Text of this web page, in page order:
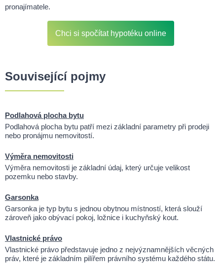
pronajímatele.
Chci si spočítat hypotéku online
Související pojmy
Podlahová plocha bytu
Podlahová plocha bytu patří mezi základní parametry při prodeji
nebo pronájmu nemovitostí.
Výměra nemovitosti
Výměra nemovitosti je základní údaj, který určuje velikost
pozemku nebo stavby.
Garsonka
Garsonka je typ bytu s jednou obytnou místností, která slouží
zároveň jako obývací pokoj, ložnice i kuchyňský kout.
Vlastnické právo
Vlastnické právo představuje jedno z nejvýznamnějších věcných
práv, které je základním pilířem právního systému každého státu.